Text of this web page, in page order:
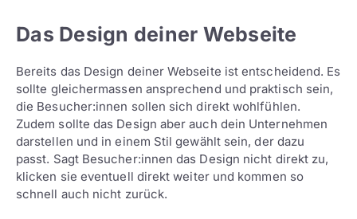
Das Design deiner Webseite
Bereits das Design deiner Webseite ist entscheidend. Es
sollte gleichermassen ansprechend und praktisch sein,
die Besucher:innen sollen sich direkt wohlfühlen.
Zudem sollte das Design aber auch dein Unternehmen
darstellen und in einem Stil gewählt sein, der dazu
passt. Sagt Besucher:innen das Design nicht direkt zu,
klicken sie eventuell direkt weiter und kommen so
schnell auch nicht zurück.